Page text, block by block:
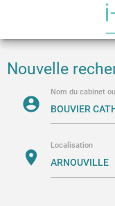
Nouvelle
account_circle
Nom du cabinet
location_on
Localisation